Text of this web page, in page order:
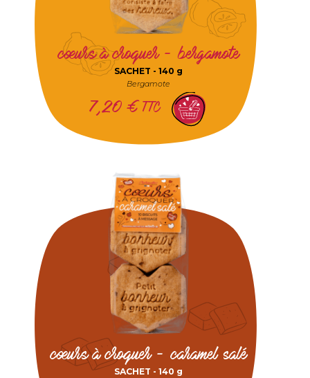
cœurs à croquer - bergamote
SACHET - 140 g
Bergamote
7,20€ TTC
cœurs à croquer - caramel salé
SACHET - 140 g